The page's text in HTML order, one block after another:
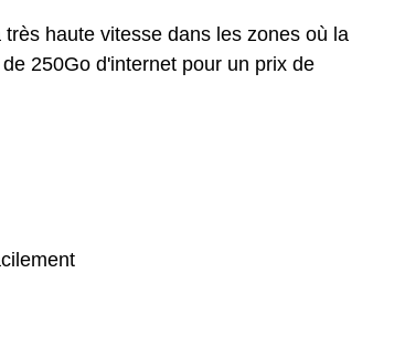
haute vitesse dans les zones où la
250Go d'internet pour un prix de